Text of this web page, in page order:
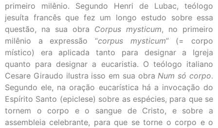
primeiro milênio. Segundo Henri de Lubac, teólogo
jesuíta francês que fez um longo estudo sobre essa
questão, na sua obra Corpus mysticum, no primeiro
milênio a expressão “corpus mysticum” (= corpo
místico) era aplicada tanto para designar a Igreja
quanto para designar a eucaristia. O teólogo italiano
Cesare Giraudo ilustra isso em sua obra Num só corpo.
Segundo ele, na oração eucarística há a invocação do
Espírito Santo (epiclese) sobre as espécies, para que se
tornem o corpo e o sangue de Cristo, e sobre a
assembleia celebrante, para que se torne o corpo e o